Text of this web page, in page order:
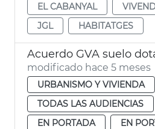
EL CABANYAL
JGL
HABITATGES
modificado hace 5 meses
URBANISMO Y VIVIENDA
TODAS LAS AUDIENCIAS
EN PORTADA
EN